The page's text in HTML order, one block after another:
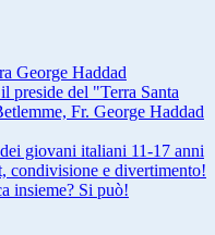
George Haddad
preside del "Terra Santa
Fr. George Haddad
giovani italiani 11-17 anni
condivisione e divertimento!
insieme? Si può!